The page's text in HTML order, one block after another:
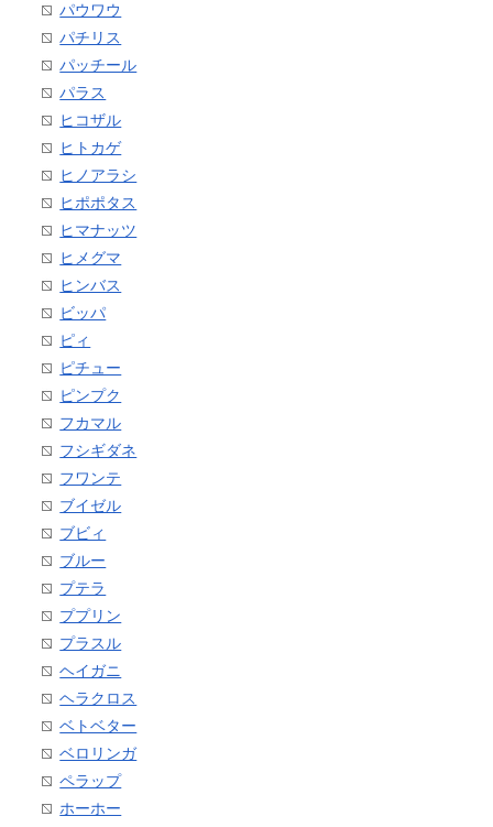
パウワウ
パチリス
パッチール
パラス
ヒコザル
ヒトカゲ
ヒノアラシ
ヒポポタス
ヒマナッツ
ヒメグマ
ヒンバス
ビッパ
ピィ
ピチュー
ピンプク
フカマル
フシギダネ
フワンテ
ブイゼル
ブビィ
ブルー
プテラ
ププリン
プラスル
ヘイガニ
ヘラクロス
ベトベター
ベロリンガ
ペラップ
ホーホー